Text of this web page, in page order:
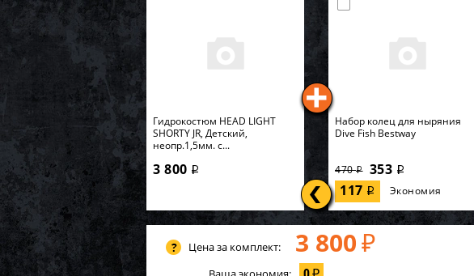
Гидрокостюм HEAD LIGHT
SHORTY JR, Детский,
неопр.1,5мм. с...
3 800 i
Набор колец для ныряния
Dive Fish Bestway
470i 353 i
117 i Экономия
Цена за комплект: 3 800 ₽